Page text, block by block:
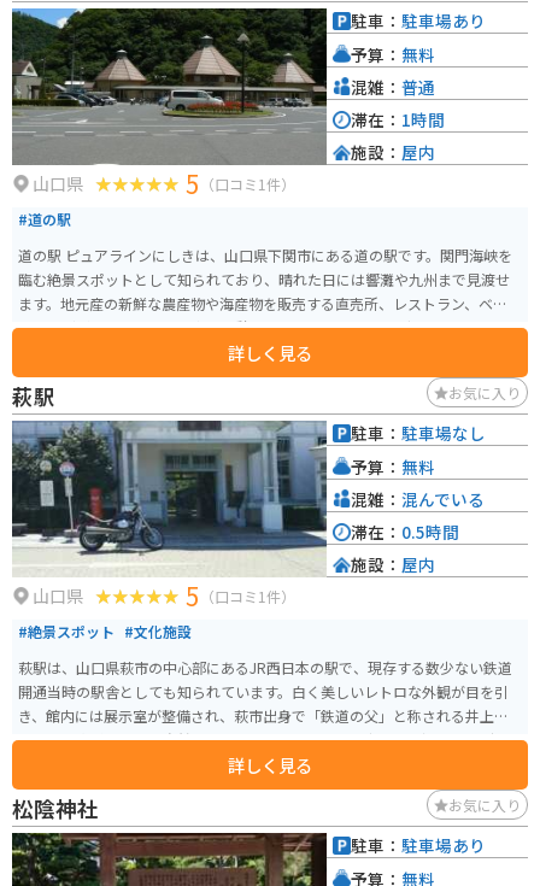
い景色が楽しめるスポットがたくさんあります。道の駅から少し足を延ばせ
ば、穏やかな瀬戸内海を望むことができる「周防大島」や、白い砂浜が美し
い「きららビーチ焼野」など、観光スポットも充実しています。
山口県 5 （口コミ1件）
#道の駅
道の駅 ピュアラインにしきは、山口県下関市にある道の駅です。関門海峡を
臨む絶景スポットとして知られており、晴れた日には響灘や九州まで見渡せ
ます。地元産の新鮮な農産物や海産物を販売する直売所、レストラン、ベーカ
リーなどがあり、ドライブ中の休憩に最適です。 ツーリングで訪れる場合、
道の駅には広々とした駐車場が完備されているので安心です。関門海峡を眺
めながら、地元グルメを堪能したり、お土産探しを楽しんでみてはいかがで
しょうか。周辺には、壇ノ浦や火の山公園など、歴史と自然を感じられる観
光スポットも点在しているので、バイクで巡るのもおすすめです。 道の駅で
購入できる名産品としては、地元で獲れた新鮮な魚介類や、下関名物のふぐ
を使った加工品などが人気です。また、地元産の野菜や果物を使ったジャム
やジュースなども販売されています。
詳しく見る
駐車： 駐車場あり
予算： 無料
混雑： 普通
滞在： 1時間
施設： 屋内
萩駅 お気に入り
山口県 5 （口コミ1件）
#絶景スポット #文化施設
萩駅は、山口県萩市の中心部にあるJR西日本の駅で、現存する数少ない鉄道
開通当時の駅舎としても知られています。白く美しいレトロな外観が目を引
き、館内には展示室が整備され、萩市出身で「鉄道の父」と称される井上勝
に関する資料や、萩の自然や歴史を紹介しています。夜には日没から22時ま
でライトアップされ、趣のある景観を楽しめます。 駅は観光の拠点として便
利で、城下町や萩城跡、松陰神社へのアクセスもスムーズ。レンタサイクル
やバスも利用でき、車やバイクの場合は駅周辺の有料駐車場を活用すると便
利です。歴史と観光情報が充実した、萩市観光のスタート地点に最適な駅で
す。
詳しく見る
駐車： 駐車場なし
予算： 無料
混雑： 混んでいる
滞在： 0.5時間
施設： 屋内
松陰神社 お気に入り
駐車： 駐車場あり
予算： 無料